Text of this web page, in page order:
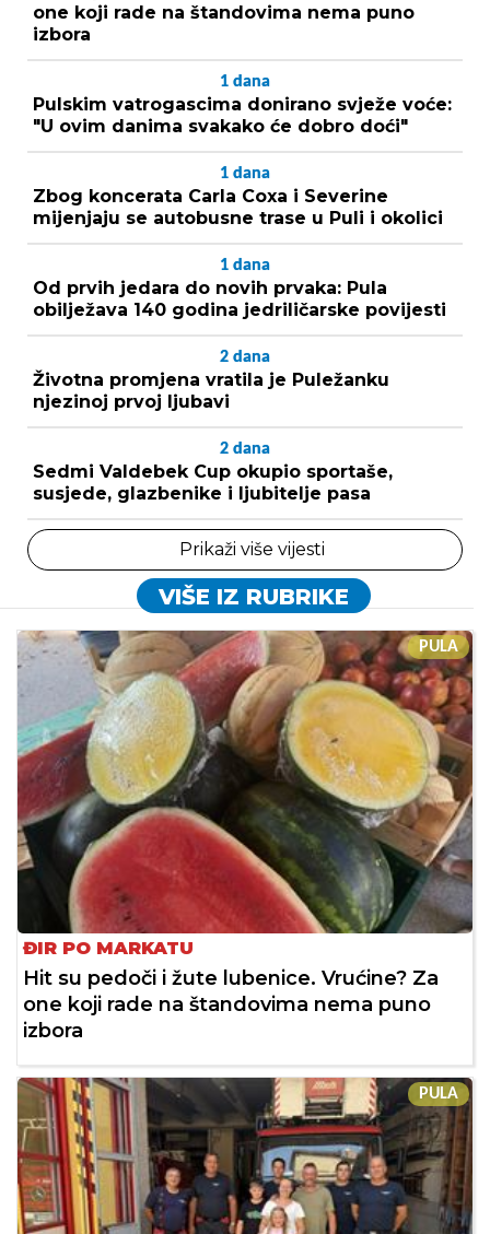
one koji rade na štandovima nema puno
izbora
1 dana
Pulskim vatrogascima donirano svježe voće:
"U ovim danima svakako će dobro doći"
1 dana
Zbog koncerata Carla Coxa i Severine
mijenjaju se autobusne trase u Puli i okolici
1 dana
Od prvih jedara do novih prvaka: Pula
obilježava 140 godina jedriličarske povijesti
2 dana
Životna promjena vratila je Puležanku
njezinoj prvoj ljubavi
2 dana
Sedmi Valdebek Cup okupio sportaše,
susjede, glazbenike i ljubitelje pasa
Prikaži više vijesti
VIŠE IZ RUBRIKE
PULA
ĐIR PO MARKATU
Hit su pedoči i žute lubenice. Vrućine? Za
one koji rade na štandovima nema puno
izbora
PULA